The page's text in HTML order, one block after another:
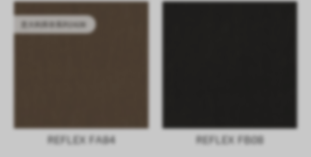
REFLEX FA84 REFLEX FB08